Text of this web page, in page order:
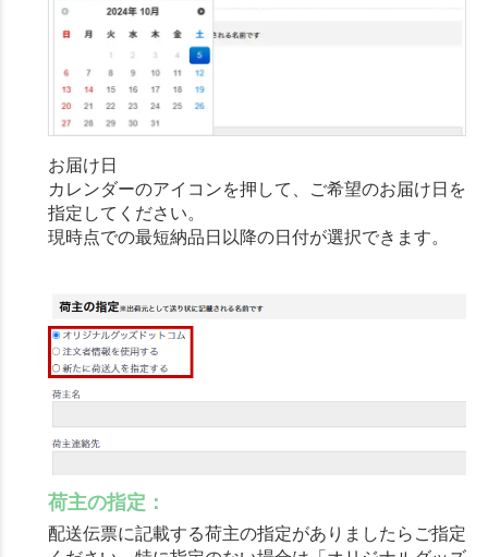
お届け日
カレンダーのアイコンを押して、ご希望のお届け日を
指定してください。
現時点での最短納品日以降の日付が選択できます。
荷主の指定：
配送伝票に記載する荷主の指定がありましたらご指定